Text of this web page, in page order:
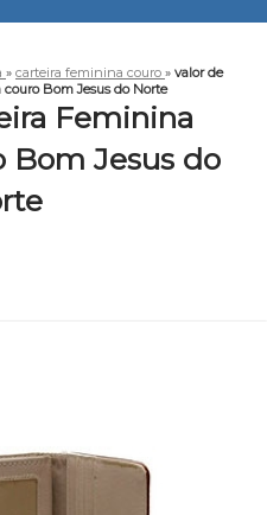
» carteira feminina couro » valor de
Bom Jesus do Norte
Feminina
Bom Jesus do